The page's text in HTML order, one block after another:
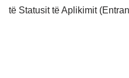
të Statusit të Aplikimit